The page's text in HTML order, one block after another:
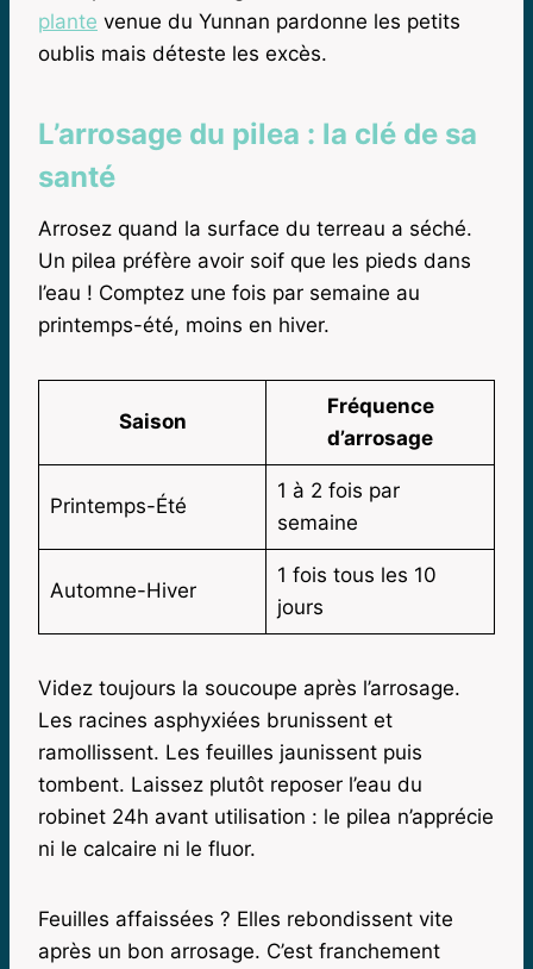
plante venue du Yunnan pardonne les petits
oublis mais déteste les excès.
L’arrosage du pilea : la clé de sa
santé
Arrosez quand la surface du terreau a séché.
Un pilea préfère avoir soif que les pieds dans
l’eau ! Comptez une fois par semaine au
printemps-été, moins en hiver.
Saison
Fréquence
d’arrosage
Printemps-Été
1 à 2 fois par
semaine
Automne-Hiver
1 fois tous les 10
jours
Videz toujours la soucoupe après l’arrosage.
Les racines asphyxiées brunissent et
ramollissent. Les feuilles jaunissent puis
tombent. Laissez plutôt reposer l’eau du
robinet 24h avant utilisation : le pilea n’apprécie
ni le calcaire ni le fluor.
Feuilles affaissées ? Elles rebondissent vite
après un bon arrosage. C’est franchement